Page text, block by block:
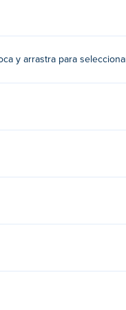
y arrastra para